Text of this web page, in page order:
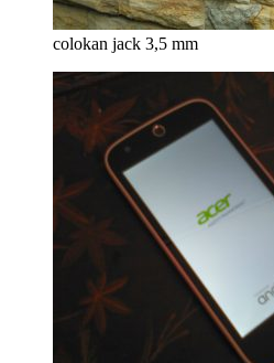
colokan jack 3,5 mm